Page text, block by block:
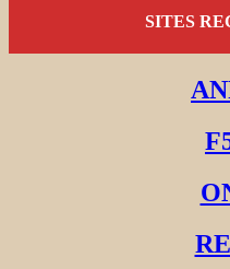
SITES